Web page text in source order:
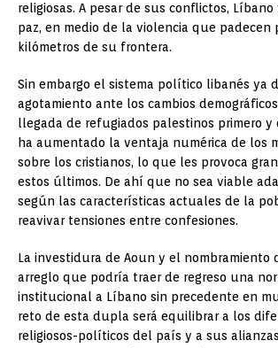
religiosas. A pesar de sus conflictos,
paz, en medio de la violencia que padecen
kilómetros de su frontera.
Sin embargo el sistema político libanés ya
agotamiento ante los cambios
llegada de refugiados palestinos primero y
ha aumentado la ventaja numérica de los
sobre los cristianos, lo que les provoca
estos últimos. De ahí que no sea viable
según las características actuales de la
reavivar tensiones entre confesiones.
La investidura de Aoun y el nombramiento
arreglo que podría traer de regreso una
institucional a Líbano sin precedente en
reto de esta dupla será equilibrar a los
religiosos-políticos del país y a sus